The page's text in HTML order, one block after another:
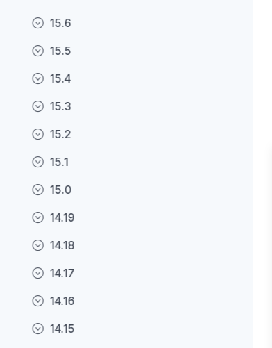
15.6
15.5
15.4
15.3
15.2
15.1
15.0
14.19
14.18
14.17
14.16
14.15